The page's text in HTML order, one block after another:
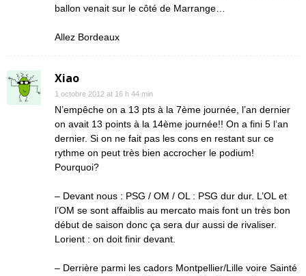
ballon venait sur le côté de Marrange…
Allez Bordeaux
Xiao
1 octobre 2012 at 16 h 44 min
N’empêche on a 13 pts à la 7ème journée, l’an dernier
on avait 13 points à la 14ème journée!! On a fini 5 l’an
dernier. Si on ne fait pas les cons en restant sur ce
rythme on peut très bien accrocher le podium!
Pourquoi?
– Devant nous : PSG / OM / OL : PSG dur dur. L’OL et
l’OM se sont affaiblis au mercato mais font un très bon
début de saison donc ça sera dur aussi de rivaliser.
Lorient : on doit finir devant.
– Derrière parmi les cadors Montpellier/Lille voire Sainté